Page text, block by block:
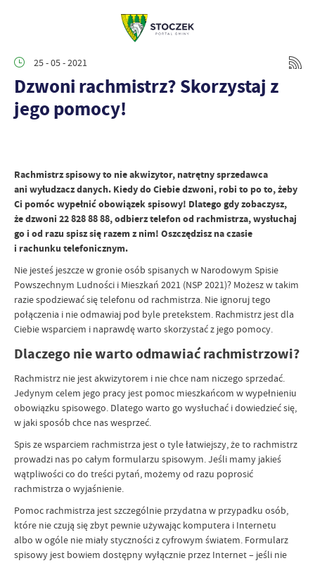
25 - 05 - 2021
Dzwoni rachmistrz? Skorzystaj z
jego pomocy!
Rachmistrz spisowy to nie akwizytor, natrętny sprzedawca
ani wyłudzacz danych. Kiedy do Ciebie dzwoni, robi to po to, żeby
Ci pomóc wypełnić obowiązek spisowy! Dlatego gdy zobaczysz,
że dzwoni 22 828 88 88, odbierz telefon od rachmistrza, wysłuchaj
go i od razu spisz się razem z nim! Oszczędzisz na czasie
i rachunku telefonicznym.
Nie jesteś jeszcze w gronie osób spisanych w Narodowym Spisie
Powszechnym Ludności i Mieszkań 2021 (NSP 2021)? Możesz w takim
razie spodziewać się telefonu od rachmistrza. Nie ignoruj tego
połączenia i nie odmawiaj pod byle pretekstem. Rachmistrz jest dla
Ciebie wsparciem i naprawdę warto skorzystać z jego pomocy.
Dlaczego nie warto odmawiać rachmistrzowi?
Rachmistrz nie jest akwizytorem i nie chce nam niczego sprzedać.
Jedynym celem jego pracy jest pomoc mieszkańcom w wypełnieniu
obowiązku spisowego. Dlatego warto go wysłuchać i dowiedzieć się,
w jaki sposób chce nas wesprzeć.
Spis ze wsparciem rachmistrza jest o tyle łatwiejszy, że to rachmistrz
prowadzi nas po całym formularzu spisowym. Jeśli mamy jakieś
wątpliwości co do treści pytań, możemy od razu poprosić
rachmistrza o wyjaśnienie.
Pomoc rachmistrza jest szczególnie przydatna w przypadku osób,
które nie czują się zbyt pewnie używając komputera i Internetu
albo w ogóle nie miały styczności z cyfrowym światem. Formularz
spisowy jest bowiem dostępny wyłącznie przez Internet – jeśli nie